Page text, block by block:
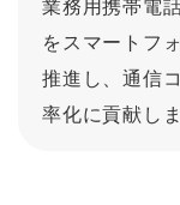
業務用携帯電
をスマートフ
推進し、通信
率化に貢献しま